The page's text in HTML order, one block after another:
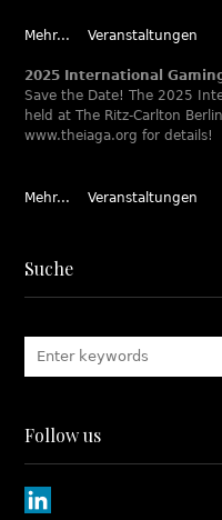
Mehr... Veranstaltungen
2025 International
Save the Date! The 2025
held at The Ritz-Carlton
www.theiaga.org for details!
Mehr... Veranstaltungen
Suche
Follow us